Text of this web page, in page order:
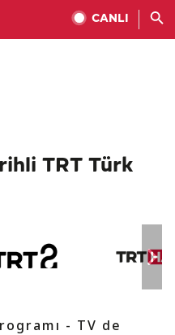
CANLI
TRT Türk
- TV de